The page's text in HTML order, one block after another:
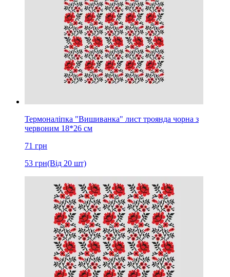
Термоналіпка "Вишиванка" лист троянда чорна з
червоним 18*26 см
71 грн
53 грн(Від 20 шт)